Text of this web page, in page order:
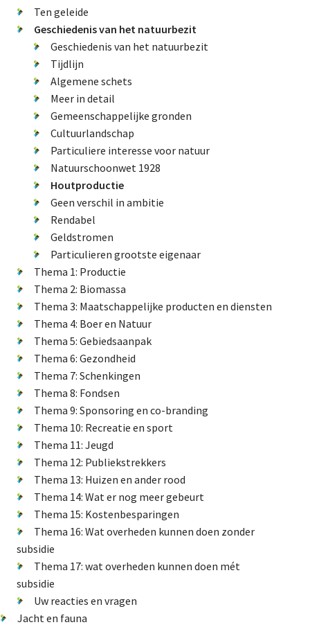
Ten geleide
Geschiedenis van het natuurbezit
Geschiedenis van het natuurbezit
Tijdlijn
Algemene schets
Meer in detail
Gemeenschappelijke gronden
Cultuurlandschap
Particuliere interesse voor natuur
Natuurschoonwet 1928
Houtproductie
Geen verschil in ambitie
Rendabel
Geldstromen
Particulieren grootste eigenaar
Thema 1: Productie
Thema 2: Biomassa
Thema 3: Maatschappelijke producten en diensten
Thema 4: Boer en Natuur
Thema 5: Gebiedsaanpak
Thema 6: Gezondheid
Thema 7: Schenkingen
Thema 8: Fondsen
Thema 9: Sponsoring en co-branding
Thema 10: Recreatie en sport
Thema 11: Jeugd
Thema 12: Publiekstrekkers
Thema 13: Huizen en ander rood
Thema 14: Wat er nog meer gebeurt
Thema 15: Kostenbesparingen
Thema 16: Wat overheden kunnen doen zonder
subsidie
Thema 17: wat overheden kunnen doen mét
subsidie
Uw reacties en vragen
Jacht en fauna
Jacht en fauna